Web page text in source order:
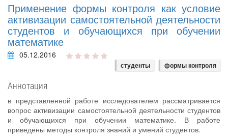
Применение формы контроля как условие
активизации самостоятельной деятельности
студентов и обучающихся при обучении
математике
05.12.2016
студенты формы контроля
Аннотация
в представленной работе исследователем рассматривается
вопрос активизации самостоятельной деятельности студентов
и обучающихся при обучении математике. В работе
приведены методы контроля знаний и умений студентов.